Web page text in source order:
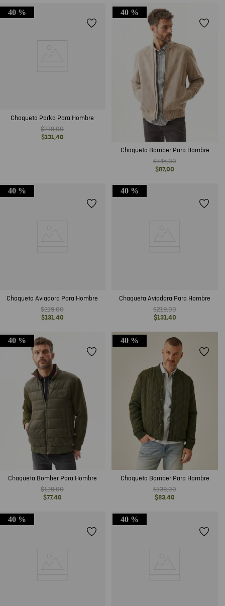
40 %
Chaqueta Parka Para Hombre
$219,00
$131,40
40 %
Chaqueta Bomber Para Hombre
$145,00
$87,00
40 %
Chaqueta Aviadora Para Hombre
$219,00
$131,40
40 %
Chaqueta Aviadora Para Hombre
$219,00
$131,40
40 %
Chaqueta Bomber Para Hombre
$129,00
$77,40
40 %
Chaqueta Bomber Para Hombre
$139,00
$83,40
40 % 40 %